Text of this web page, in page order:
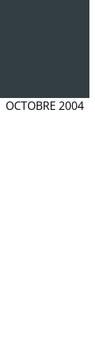
OCTOBRE 2004